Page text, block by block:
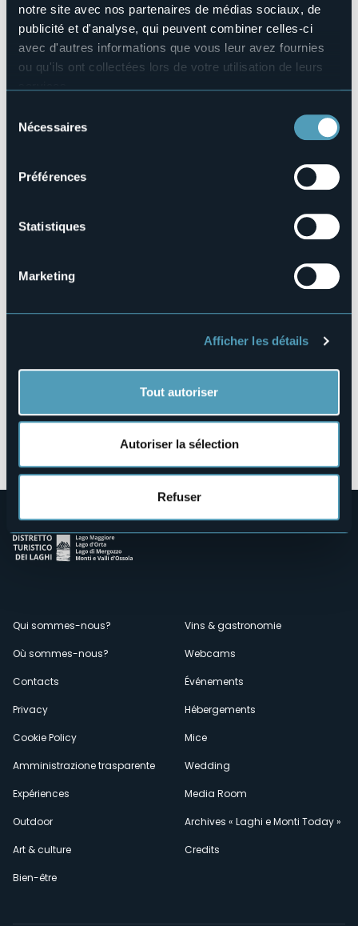
notre site avec nos partenaires de médias sociaux, de
publicité et d'analyse, qui peuvent combiner celles-ci
avec d'autres informations que vous leur avez fournies
ou qu'ils ont collectées lors de votre utilisation de leurs
manière de les gérer et de les supprimer,
cliquez ici
Nécessaires
Préférences
Statistiques
Marketing
Afficher les détails
Tout autoriser
Autoriser la sélection
Refuser
Organizzazione a cura del Corpo Musicale di Baveno.
Organisateur de l'événement
Corpo Musicale di Baveno
Lieu de l'événement
+39 0323 924632
Site Internet
28831 - Baveno (VB)
Ouvrir la carte
Menù
secondario
Qui sommes-nous?
Où sommes-nous?
Contacts
Privacy
Cookie Policy
Amministrazione trasparente
Expériences
Outdoor
Art & culture
Bien-être
Vins & gastronomie
Webcams
Événements
Hébergements
Mice
Wedding
Media Room
Archives « Laghi e Monti Today »
Credits